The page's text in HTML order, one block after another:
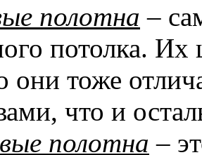
полотна –
потолка. Их
они тоже
что и
полотна –